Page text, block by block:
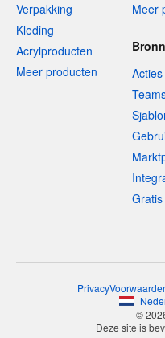
Verpakking
Kleding
Acrylproducten
Meer producten
Meer
Acties
Privacy
©
Deze site is